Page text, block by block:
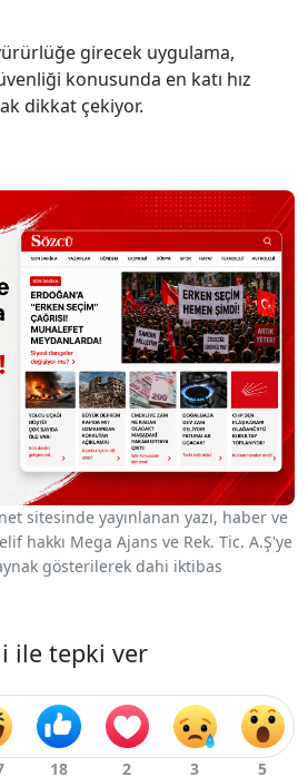
girecek uygulama,
konusunda en katı hız
dikkat çekiyor.
sitesinde yayınlanan yazı, haber ve
hakkı Mega Ajans ve Rek. Tic. A.Ş'ye
gösterilerek dahi iktibas
ile tepki ver